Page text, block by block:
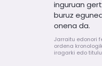
inguruan
buruz
onena da.
Jarraitu edonori
ordena
iragarki edo